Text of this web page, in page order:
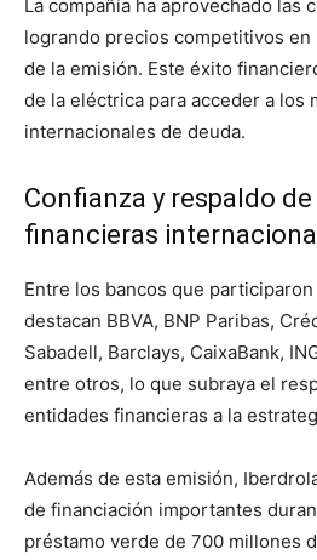
La compañía ha aprovechado las
logrando precios competitivos
de la emisión. Este éxito
de la eléctrica para acceder a los
internacionales de deuda.
Confianza y respaldo
financieras
Entre los bancos que
destacan BBVA, BNP Paribas,
Sabadell, Barclays, CaixaBank,
entre otros, lo que subraya el
entidades financieras a la
Además de esta emisión,
de financiación importantes
préstamo verde de 700 millones